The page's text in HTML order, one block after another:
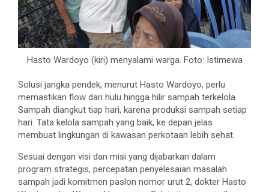
Hasto Wardoyo (kiri) menyalami warga. Foto: Istimewa
Solusi jangka pendek, menurut Hasto Wardoyo, perlu
memastikan flow dari hulu hingga hilir sampah terkelola.
Sampah diangkut tiap hari, karena produksi sampah setiap
hari. Tata kelola sampah yang baik, ke depan jelas
membuat lingkungan di kawasan perkotaan lebih sehat.
Sesuai dengan visi dan misi yang dijabarkan dalam
program strategis, percepatan penyelesaian masalah
sampah jadi komitmen paslon nomor urut 2, dokter Hasto